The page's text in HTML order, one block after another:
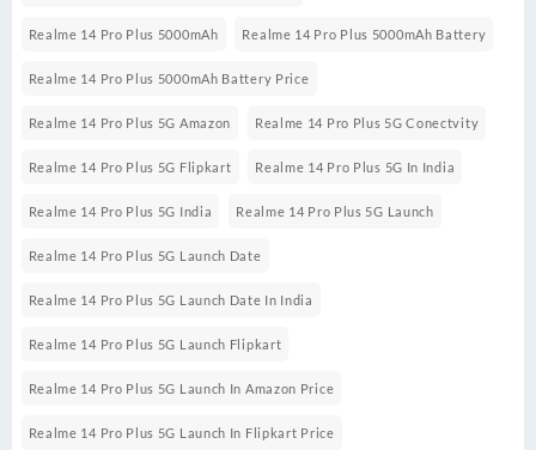
Realme 14 Pro Plus 5000mAh Realme 14 Pro Plus 5000mAh Battery
Realme 14 Pro Plus 5000mAh Battery Price
Realme 14 Pro Plus 5G Amazon Realme 14 Pro Plus 5G Conectvity
Realme 14 Pro Plus 5G Flipkart Realme 14 Pro Plus 5G In India
Realme 14 Pro Plus 5G India Realme 14 Pro Plus 5G Launch
Realme 14 Pro Plus 5G Launch Date
Realme 14 Pro Plus 5G Launch Date In India
Realme 14 Pro Plus 5G Launch Flipkart
Realme 14 Pro Plus 5G Launch In Amazon Price
Realme 14 Pro Plus 5G Launch In Flipkart Price